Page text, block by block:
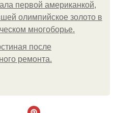
первой американкой,
олимпийское золото в
многоборье.
после
ремонта.